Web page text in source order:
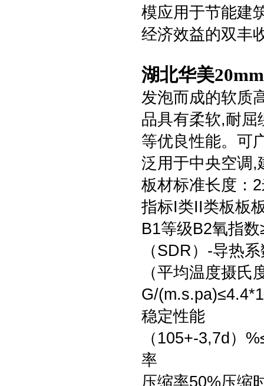
模应用于节能建
经济效益的双丰
湖北华美
发泡而成的软质
品具有柔软,耐
等优良性能。可
泛用于中央空调
板材标准长度：
指标I类II类板板
B1等级B2氧指
（SDR）-导热
（平均温度摄
G/
稳定性能
（105+-3,7d）
率
压缩率50%压缩